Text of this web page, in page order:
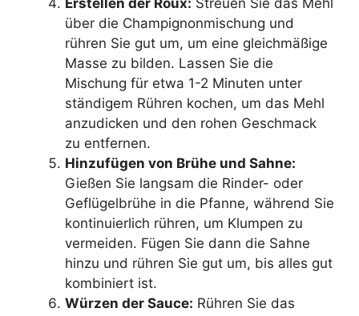
über die Champignonmischung und
rühren Sie gut um, um eine gleichmäßige
Masse zu bilden. Lassen Sie die
Mischung für etwa 1-2 Minuten unter
ständigem Rühren kochen, um das Mehl
anzudicken und den rohen Geschmack
zu entfernen.
Hinzufügen von Brühe und Sahne:
Gießen Sie langsam die Rinder- oder
Geflügelbrühe in die Pfanne, während Sie
kontinuierlich rühren, um Klumpen zu
vermeiden. Fügen Sie dann die Sahne
hinzu und rühren Sie gut um, bis alles gut
kombiniert ist.
Würzen der Sauce: Rühren Sie das